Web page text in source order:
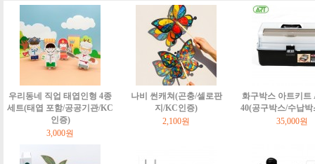
우리동네 직업 태엽인형 4종
세트(태엽 포함/공공기관/KC
인증)
3,000원
나비 썬캐쳐(곤충/셀로판
지/KC인증)
2,100원
화구박스 아트키
40(공구박스/수납
35,000원